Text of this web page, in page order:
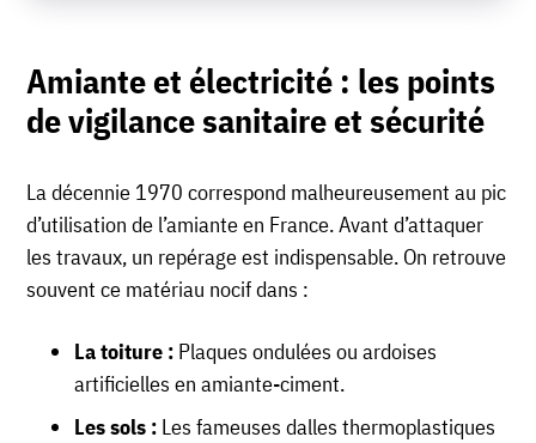
Amiante et électricité : les points
de vigilance sanitaire et sécurité
La décennie 1970 correspond malheureusement au pic
d’utilisation de l’amiante en France. Avant d’attaquer
les travaux, un repérage est indispensable. On retrouve
souvent ce matériau nocif dans :
La toiture : Plaques ondulées ou ardoises
artificielles en amiante-ciment.
Les sols : Les fameuses dalles thermoplastiques